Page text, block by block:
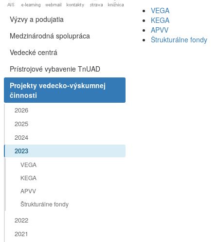
VEGA
KEGA
APVV
Štrukturálne fondy
Výzvy a podujatia
Medzinárodná spolupráca
Vedecké centrá
Prístrojové vybavenie TnUAD
Projekty vedecko-výskumnej
činnosti
2026
2025
2024
2023
VEGA
KEGA
APVV
Štrukturálne fondy
2022
2021